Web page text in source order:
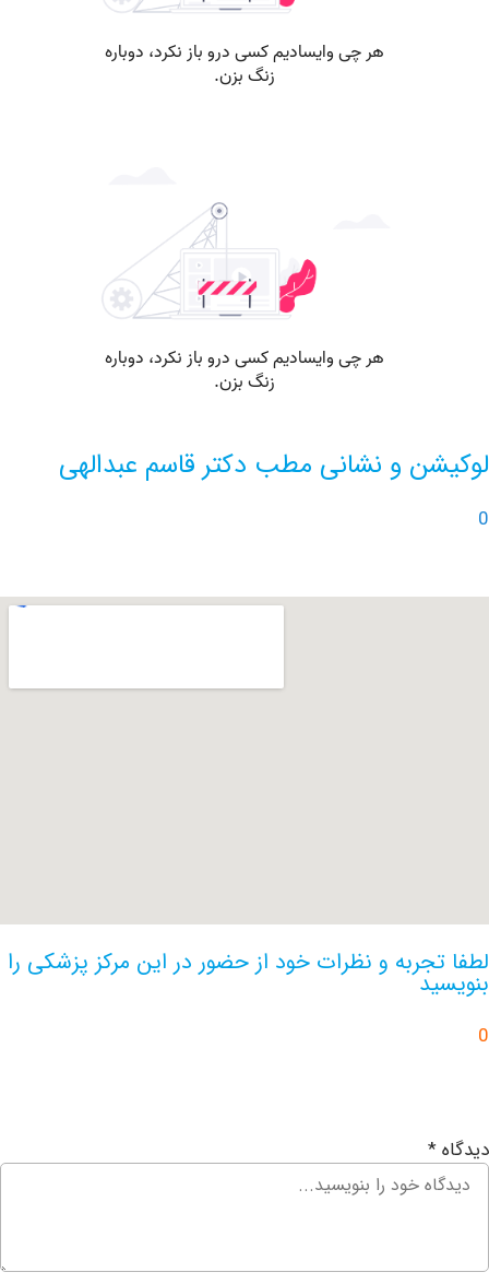
و نشانی مطب دکتر قاسم عبدالهی
و نظرات خود از حضور در این مرکز پزشکی را